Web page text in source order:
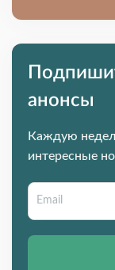
анонсы
Каждую
интересные